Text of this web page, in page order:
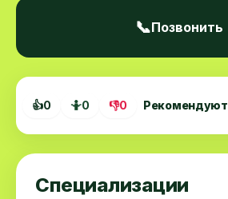
👍0 🤷0 👎0 Рекомендуют
Специализации
📞Позвонить